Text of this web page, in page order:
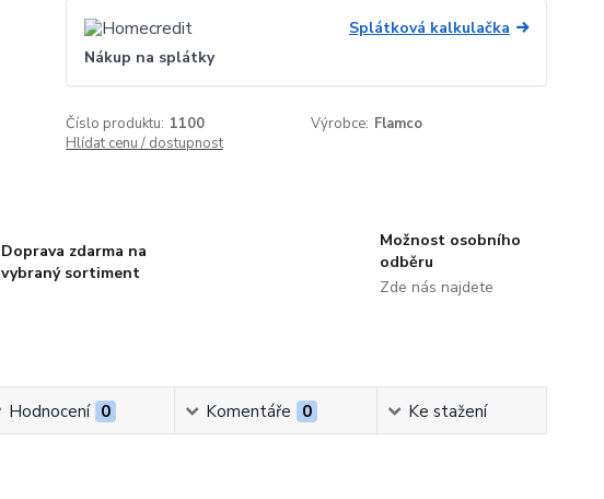
Splátková kalkulačka
Nákup na splátky
Číslo produktu: 1100 Výrobce: Flamco
Hlídat cenu / dostupnost
Doprava zdarma na
vybraný sortiment
Možnost osobního
odběru
Zde nás najdete
Hodnocení 0 Komentáře 0 Ke stažení